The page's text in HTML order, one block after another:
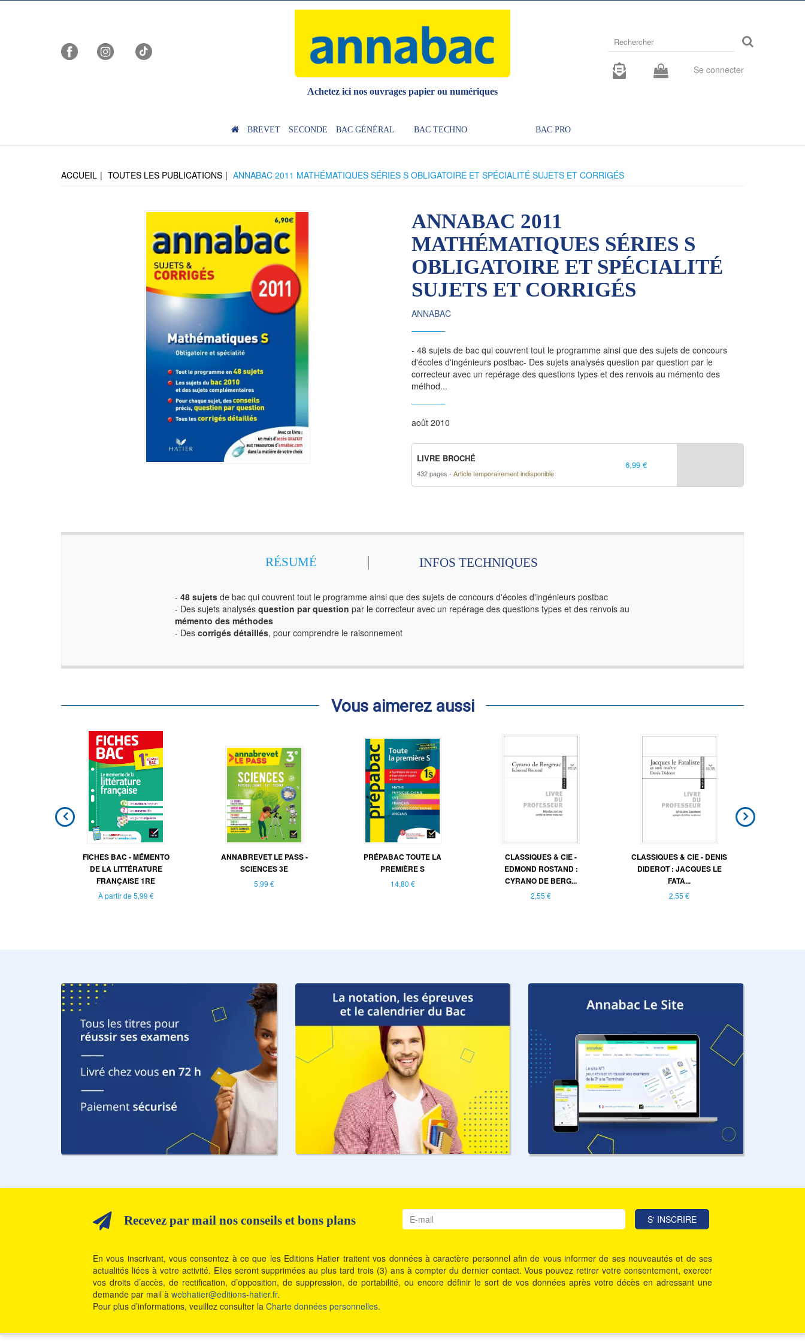
Achetez ici nos ouvrages papier ou numériques
le
site
Se connecter
BREVET SECONDE BAC GÉNÉRAL BAC TECHNO BAC PRO
ACCUEIL TOUTES LES PUBLICATIONS ANNABAC 2011 MATHÉMATIQUES SÉRIES S OBLIGATOIRE ET SPÉCIALITÉ SUJETS ET CORRIGÉS
ANNABAC 2011
MATHÉMATIQUES SÉRIES S
OBLIGATOIRE ET SPÉCIALITÉ
SUJETS ET CORRIGÉS
ANNABAC
- 48 sujets de bac qui couvrent tout le programme ainsi que des sujets de concours
d'écoles d'ingénieurs postbac- Des sujets analysés question par question par le
correcteur avec un repérage des questions types et des renvois au mémento des
méthod...
août 2010
LIVRE BROCHÉ
432 pages Article temporairement indisponible
6,99 €
RÉSUMÉ INFOS TECHNIQUES
- 48 sujets de bac qui couvrent tout le programme ainsi que des sujets de concours d'écoles d'ingénieurs postbac
- Des sujets analysés question par question par le correcteur avec un repérage des questions types et des renvois au
mémento des méthodes
- Des corrigés détaillés, pour comprendre le raisonnement
Vous aimerez aussi
FICHES BAC - MÉMENTO
DE LA LITTÉRATURE
FRANÇAISE 1RE
À partir de 5,99 €
ANNABREVET LE PASS -
SCIENCES 3E
5,99 €
PRÉPABAC TOUTE LA
PREMIÈRE S
14,80 €
CLASSIQUES & CIE -
EDMOND ROSTAND :
CYRANO DE BERG...
2,55 €
CLASSIQUES & CIE - DENIS
DIDEROT : JACQUES LE
FATA...
2,55 €
Recevez par mail nos conseils et bons plans
En vous inscrivant, vous consentez à ce que les Editions Hatier traitent vos données à caractère personnel afin de vous informer de ses nouveautés et de ses
actualités liées à votre activité. Elles seront supprimées au plus tard trois (3) ans à compter du dernier contact. Vous pouvez retirer votre consentement, exercer
vos droits d’accès, de rectification, d’opposition, de suppression, de portabilité, ou encore définir le sort de vos données après votre décès en adressant une
demande par mail à webhatier@editions-hatier.fr.
Pour plus d’informations, veuillez consulter la Charte données personnelles.